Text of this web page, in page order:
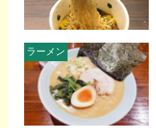
ラーメン